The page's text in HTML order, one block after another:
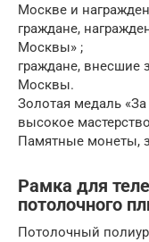
Москве и
граждане,
Москвы» ;
граждане, внесшие
Москвы.
Золотая медаль
высокое
Памятные монеты,
Рамка для
потолочного
Потолочный